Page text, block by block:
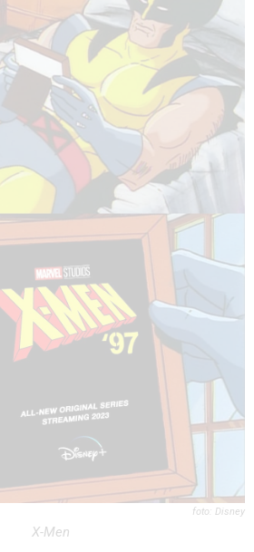
Disney
X-Men